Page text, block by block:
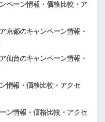
ペーン情報・価格比較・ア
京都のキャンペーン情報・
仙台のキャンペーン情報・
情報・価格比較・アクセ
ン情報・価格比較・アクセ